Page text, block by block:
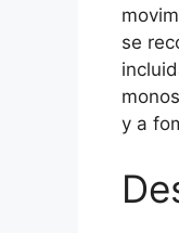
se
y a